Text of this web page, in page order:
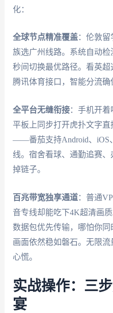
化：
全球节点精准覆盖：伦敦留
族选广州线路。系统自动
秒间切换最优路径。看英
腾讯体育接口，智能分流确
全平台无缝衔接：手机开着
平板上同步打开虎扑文字
——番茄支持Android、iOS
线。宿舍看球、通勤追赛
掉链子。
百兆带宽独享通道：普通
音专线却能吃下4K超清画
数据包优先传输，哪怕你
画面依然稳如磐石。无限
心慌。
实战操作：三
宴